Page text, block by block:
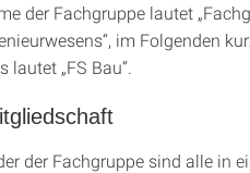
der Fachgruppe lautet
im Folgenden
lautet „FS Bau“.
der Fachgruppe sind alle in